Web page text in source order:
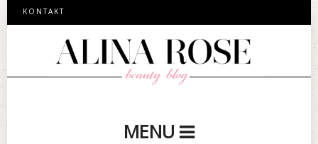
KONTAKT
MENU